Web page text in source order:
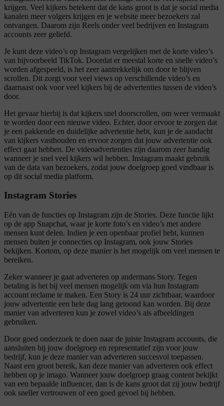
krijgen. Veel kijkers betekent dat de kans groot is dat je social media
kanalen meer volgers krijgen en je website meer bezoekers zal
ontvangen. Daarom zijn Reels onder veel bedrijven en Instagram
accounts zeer geliefd.
Je kunt deze video’s op Instagram vergelijken met de korte video’s
van bijvoorbeeld TikTok. Doordat er meestal korte en snelle video’s
worden afgespeeld, is het zeer aantrekkelijk om door te blijven
scrollen. Dit zorgt voor veel views op verschillende video’s en
daarnaast ook voor veel kijkers bij de advertenties tussen de video’s
door.
Het gevaar hierbij is dat kijkers snel doorscrollen, om weer vermaakt
te worden door een nieuwe video. Echter, door ervoor te zorgen dat
je een pakkende en duidelijke advertentie hebt, kun je de aandacht
van kijkers vasthouden en ervoor zorgen dat jouw advertentie ook
effect gaat hebben. De videoadvertenties zijn daarom zeer handig
wanneer je snel veel kijkers wil hebben. Instagram maakt gebruik
van de data van bezoekers, zodat jouw doelgroep goed vindbaar is
op dit social media platform.
Instagram Stories
Eén van de functies op Instagram zijn de Stories. Deze functie lijkt
op de app Snapchat, waar je korte foto’s en video’s met andere
mensen kunt delen. Indien je een openbaar profiel hebt, kunnen
mensen buiten je connecties op Instagram, ook jouw Stories
bekijken. Kortom, op deze manier is het mogelijk om veel mensen te
bereiken.
Zeker wanneer je gaat adverteren op andermans Story. Tegen
betaling is het bij veel mensen mogelijk om via hun Instagram
account reclame te maken. Een Story is 24 uur zichtbaar, waardoor
jouw advertentie een hele dag lang getoond kan worden. Bij deze
manier van adverteren kun je zowel video’s als afbeeldingen
gebruiken.
Door goed onderzoek te doen naar de juiste Instagram accounts, die
aansluiten bij jouw doelgroep en representatief zijn voor jouw
bedrijf, kun je deze manier van adverteren succesvol toepassen.
Naast een groot bereik, kan deze manier van adverteren ook effect
hebben op je imago. Wanneer jouw doelgroep graag content bekijkt
van een bepaalde influencer, dan is de kans groot dat zij jouw bedrijf
ook sneller vertrouwen of een goed gevoel bij hebben.